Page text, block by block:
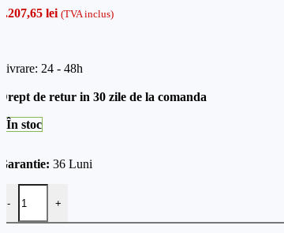
lei (TVA inclus)
24 - 48h
de retur in 30 zile de la comanda
În stoc
36 Luni
-
Camera PTZ IP 2.0 MP, Ultra LOW LIght,
+